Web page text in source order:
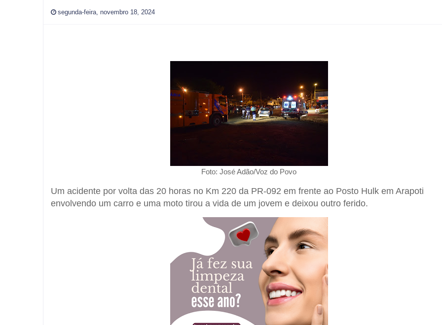
segunda-feira, novembro 18, 2024
Foto: José Adão/Voz do Povo
Um acidente por volta das 20 horas no Km 220 da PR-092 em frente ao Posto Hulk em Arapoti
envolvendo um carro e uma moto tirou a vida de um jovem e deixou outro ferido.